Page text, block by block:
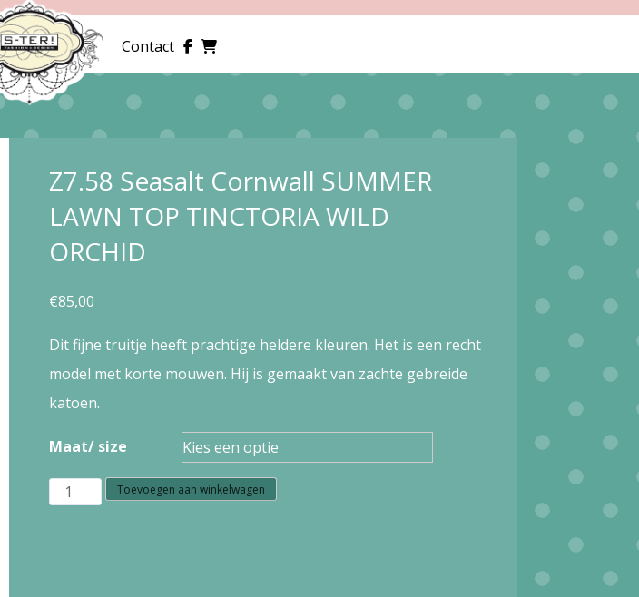
Contact
Z7.58 Seasalt Cornwall SUMMER
LAWN TOP TINCTORIA WILD
ORCHID
€85,00
Dit fijne truitje heeft prachtige heldere kleuren. Het is een recht
model met korte mouwen. Hij is gemaakt van zachte gebreide
katoen.
Maat/ size
Z7.58
Toevoegen aan winkelwagen